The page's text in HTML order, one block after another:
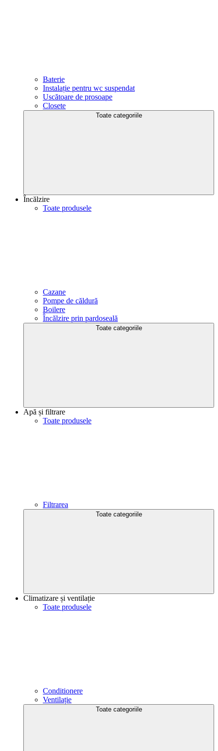
Baterie
Instalație pentru wc suspendat
Uscătoare de prosoape
Closete
Toate categoriile
Încălzire
Toate produsele
Cazane
Pompe de căldură
Boilere
Încălzire prin pardoseală
Toate categoriile
Apă și filtrare
Toate produsele
Filtrarea
Toate categoriile
Climatizare și ventilație
Toate produsele
Conditionere
Ventilație
Toate categoriile